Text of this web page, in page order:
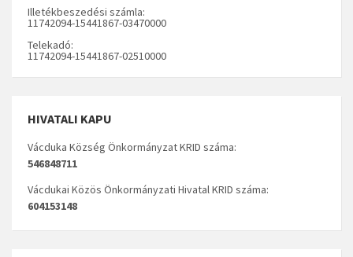
Illetékbeszedési számla:
11742094-15441867-03470000
Telekadó:
11742094-15441867-02510000
HIVATALI KAPU
Vácduka Község Önkormányzat KRID száma:
546848711
Vácdukai Közös Önkormányzati Hivatal KRID száma:
604153148